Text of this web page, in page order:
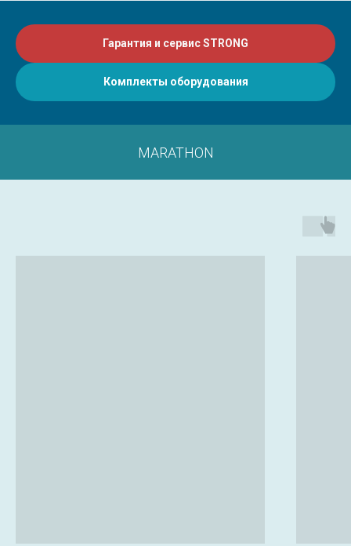
Гарантия и сервис STRONG
Комплекты оборудования
MARATHON